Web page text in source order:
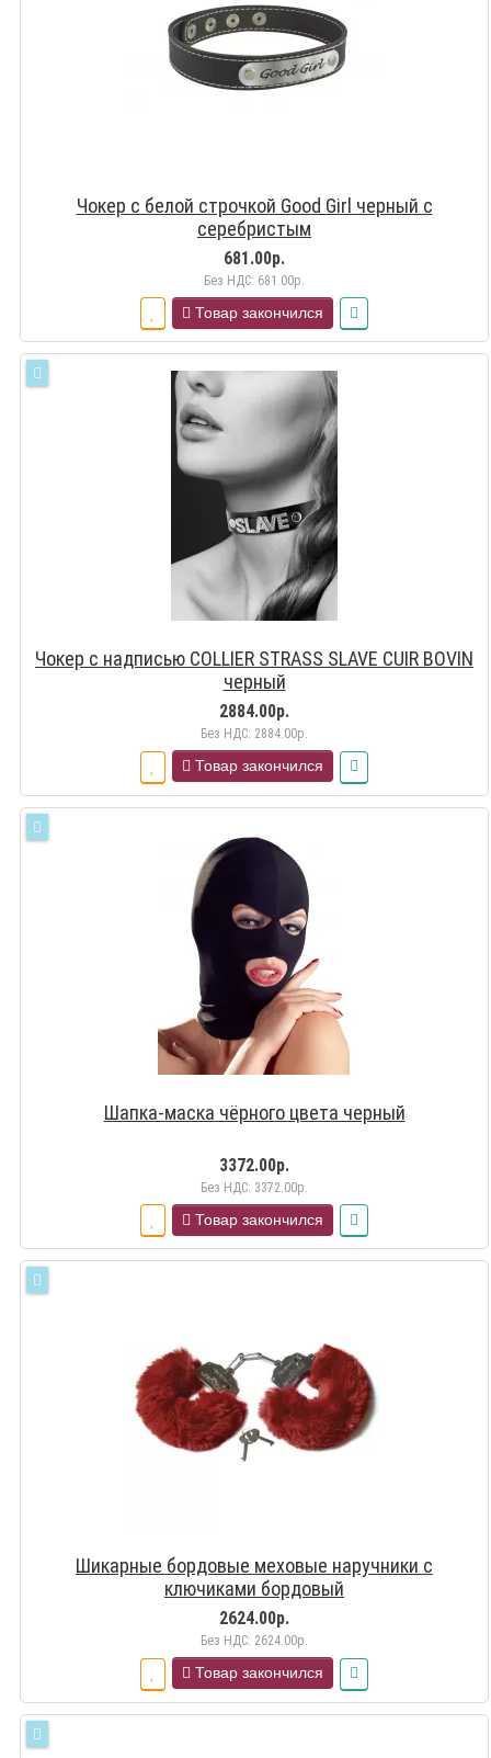
Чокер с белой строчкой Good Girl черный с
серебристым
681.00р.
Без НДС: 681.00р.
Товар закончился
Чокер с надписью COLLIER STRASS SLAVE CUIR BOVIN
черный
2884.00р.
Без НДС: 2884.00р.
Товар закончился
Шапка-маска чёрного цвета черный
3372.00р.
Без НДС: 3372.00р.
Товар закончился
Шикарные бордовые меховые наручники с
ключиками бордовый
2624.00р.
Без НДС: 2624.00р.
Товар закончился